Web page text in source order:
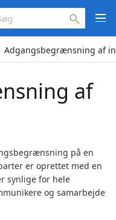
Adgangsbegrænsning af
af
på en
er oprettet med en
synlige for hele
og samarbejde